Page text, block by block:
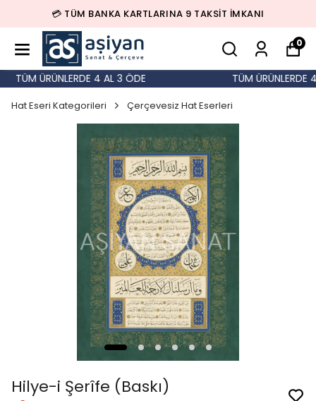
💳 TÜM BANKA KARTLARINA 9 TAKSİT İMKANI
0
TÜM ÜRÜNLERDE 4 AL 3 ÖDE TÜM ÜRÜNLERDE 4
Hat Eseri Kategorileri Çerçevesiz Hat Eserleri
Hilye-i Şerîfe (Baskı)